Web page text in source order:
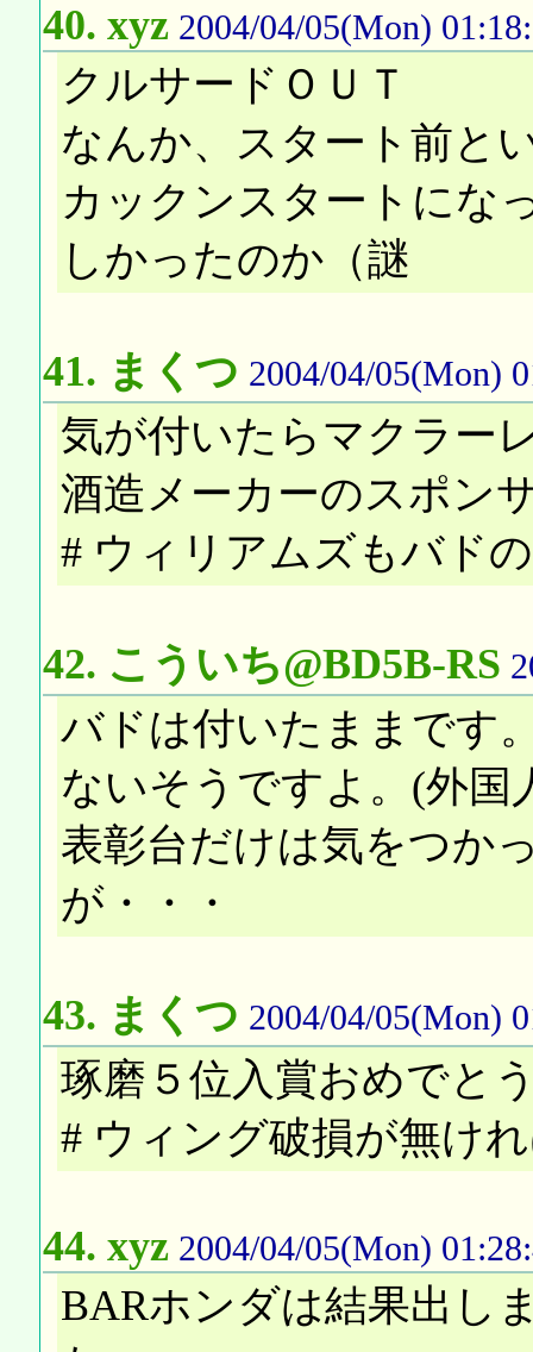
40. xyz 2004/04/05(Mon)
クルサードＯＵＴ
なんか、スタート前と
カックンスタートにな
しかったのか（謎
41. まくつ 2004/04/05(Mon)
気が付いたらマクラー
酒造メーカーのスポン
# ウィリアムズもバド
42. こういち@BD5B-RS
バドは付いたままです
ないそうですよ。(外国
表彰台だけは気をつか
が・・・
43. まくつ 2004/04/05(Mon)
琢磨５位入賞おめでと
# ウィング破損が無け
44. xyz 2004/04/05(Mon)
BARホンダは結果出し